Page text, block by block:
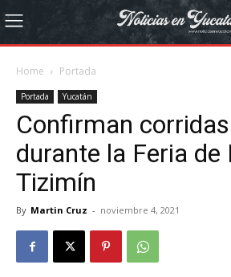
Home Portada
Portada Yucatán
Confirman
durante la Feria de
Tizimín
By Martin Cruz - noviembre 4, 2021